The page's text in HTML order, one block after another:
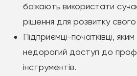
бажають використати
рішення для розвитку свого
Підприємці-початківці,
недорогий доступ до
інструментів.